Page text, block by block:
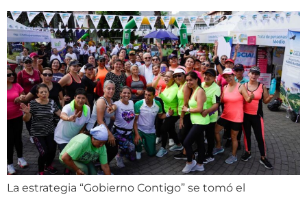
La estrategia “Gobierno Contigo” se tomó el